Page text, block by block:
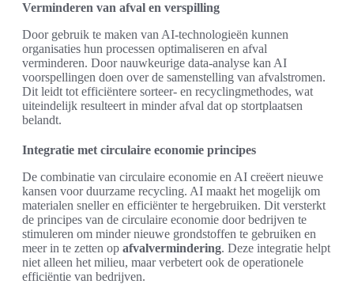
Verminderen van afval en verspilling
Door gebruik te maken van AI-technologieën kunnen
organisaties hun processen optimaliseren en afval
verminderen. Door nauwkeurige data-analyse kan AI
voorspellingen doen over de samenstelling van afvalstromen.
Dit leidt tot efficiëntere sorteer- en recyclingmethodes, wat
uiteindelijk resulteert in minder afval dat op stortplaatsen
belandt.
Integratie met circulaire economie principes
De combinatie van circulaire economie en AI creëert nieuwe
kansen voor duurzame recycling. AI maakt het mogelijk om
materialen sneller en efficiënter te hergebruiken. Dit versterkt
de principes van de circulaire economie door bedrijven te
stimuleren om minder nieuwe grondstoffen te gebruiken en
meer in te zetten op afvalvermindering. Deze integratie helpt
niet alleen het milieu, maar verbetert ook de operationele
efficiëntie van bedrijven.